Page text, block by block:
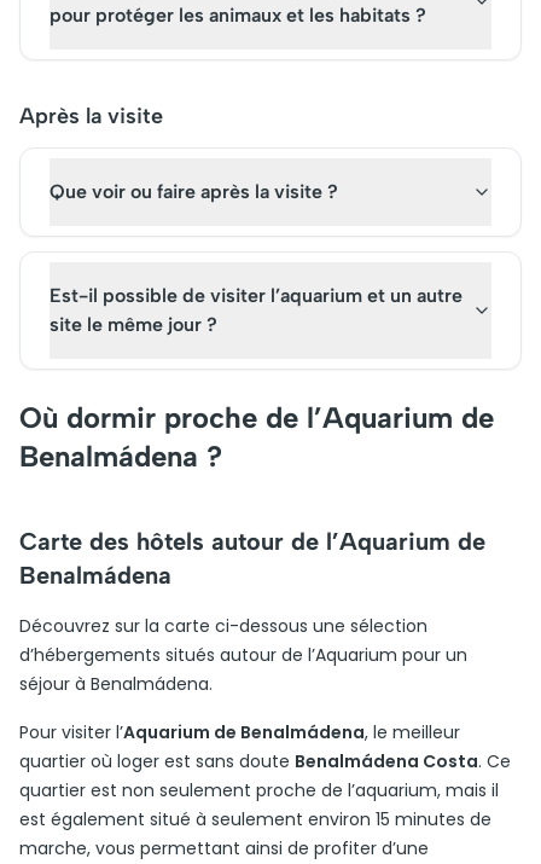
pour protéger les animaux et les habitats ?
Après la visite
Que voir ou faire après la visite ?
Est-il possible de visiter l’aquarium et un autre
site le même jour ?
Où dormir proche de l’Aquarium de
Benalmádena ?
Carte des hôtels autour de l’Aquarium de
Benalmádena
Découvrez sur la carte ci-dessous une sélection
d’hébergements situés autour de l’Aquarium pour un
séjour à Benalmádena.
Pour visiter l’Aquarium de Benalmádena, le meilleur
quartier où loger est sans doute Benalmádena Costa. Ce
quartier est non seulement proche de l’aquarium, mais il
est également situé à seulement environ 15 minutes de
marche, vous permettant ainsi de profiter d’une